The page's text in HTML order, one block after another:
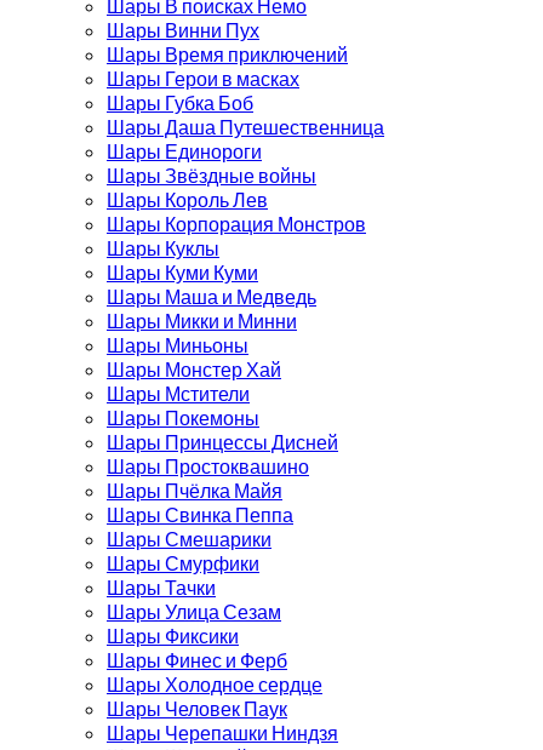
Шары В поисках Немо
Шары Винни Пух
Шары Время приключений
Шары Герои в масках
Шары Губка Боб
Шары Даша Путешественница
Шары Единороги
Шары Звёздные войны
Шары Король Лев
Шары Корпорация Монстров
Шары Куклы
Шары Куми Куми
Шары Маша и Медведь
Шары Микки и Минни
Шары Миньоны
Шары Монстер Хай
Шары Мстители
Шары Покемоны
Шары Принцессы Дисней
Шары Простоквашино
Шары Пчёлка Майя
Шары Свинка Пеппа
Шары Смешарики
Шары Смурфики
Шары Тачки
Шары Улица Сезам
Шары Фиксики
Шары Финес и Ферб
Шары Холодное сердце
Шары Человек Паук
Шары Черепашки Ниндзя